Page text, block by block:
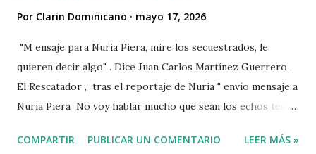
Por Clarin Dominicano mayo 17, 2026
"M ensaje para Nuria Piera, mire los secuestrados, le
quieren decir algo" . Dice Juan Carlos Martínez Guerrero ,
El Rescatador , tras el reportaje de Nuria " envío mensaje a
Nuria Piera No voy hablar mucho que sean los echos team"
ayudar a las personas de mi país me iba a traer tanto
COMPARTIR PUBLICAR UN COMENTARIO LEER MÁS »